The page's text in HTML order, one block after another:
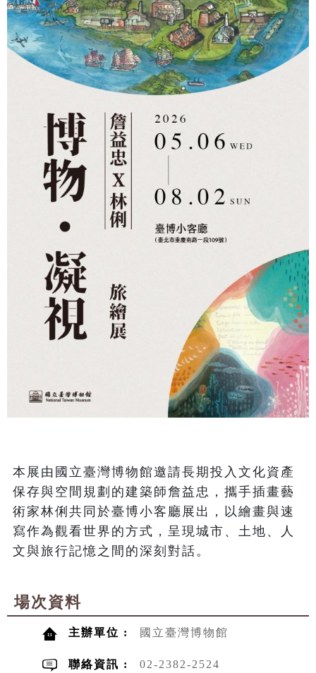
本展由國立臺灣博物館邀請長期投入文化資產
保存與空間規劃的建築師詹益忠，攜手插畫藝
術家林俐共同於臺博小客廳展出，以繪畫與速
寫作為觀看世界的方式，呈現城市、土地、人
文與旅行記憶之間的深刻對話。
場次資料
主辦單位 : 國立臺灣博物館
聯絡資訊 : 02-2382-2524